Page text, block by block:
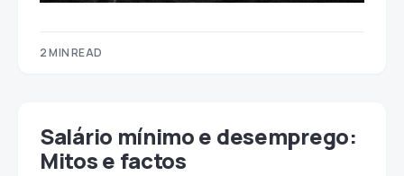
2 MIN READ
Salário mínimo e desemprego:
Mitos e factos